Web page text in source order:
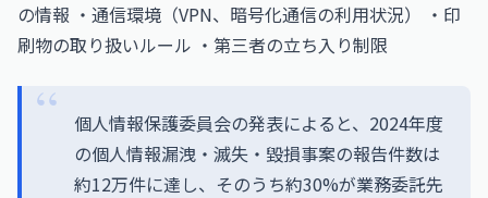
の情報 ・通信環境（VPN、暗号化通信の利用状況） ・印
刷物の取り扱いルール ・第三者の立ち入り制限
個人情報保護委員会の発表によると、2024年度
の個人情報漏洩・滅失・毀損事案の報告件数は
約12万件に達し、そのうち約30%が業務委託先